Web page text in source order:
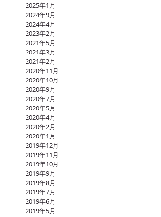
2025年1月
2024年9月
2024年4月
2023年2月
2021年5月
2021年3月
2021年2月
2020年11月
2020年10月
2020年9月
2020年7月
2020年5月
2020年4月
2020年2月
2020年1月
2019年12月
2019年11月
2019年10月
2019年9月
2019年8月
2019年7月
2019年6月
2019年5月